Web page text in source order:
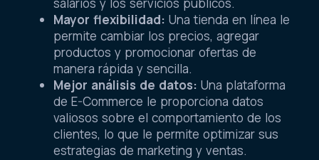
Mayor flexibilidad: Una tienda en línea le
permite cambiar los precios, agregar
productos y promocionar ofertas de
manera rápida y sencilla.
Mejor análisis de datos: Una plataforma
de E-Commerce le proporciona datos
valiosos sobre el comportamiento de los
clientes, lo que le permite optimizar sus
estrategias de marketing y ventas.